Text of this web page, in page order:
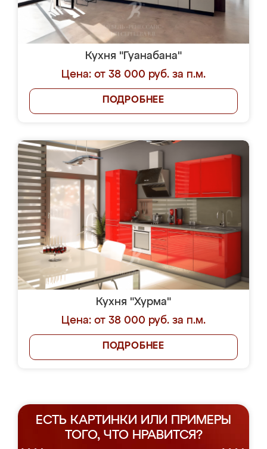
Кухня "Гуанабана"
Цена: от 38 000 руб. за п.м.
ПОДРОБНЕЕ
Кухня "Хурма"
Цена: от 38 000 руб. за п.м.
ПОДРОБНЕЕ
ЕСТЬ КАРТИНКИ ИЛИ ПРИМЕРЫ
ТОГО, ЧТО НРАВИТСЯ?